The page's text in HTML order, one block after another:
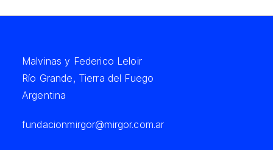
Malvinas y Federico Leloir
Río Grande, Tierra del Fuego
Argentina
fundacionmirgor@mirgor.com.ar